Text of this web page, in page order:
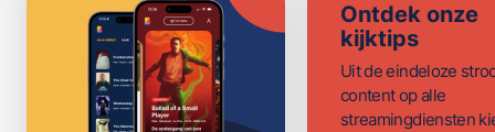
Ontdek onze
kijktips
Uit de eindeloze
content op alle
streamingdiensten